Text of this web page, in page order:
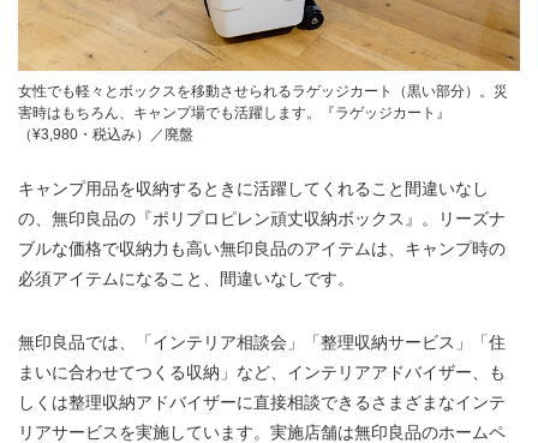
女性でも軽々とボックスを移動させられるラゲッジカート（黒い部分）。災
害時はもちろん、キャンプ場でも活躍します。『ラゲッジカート』
（¥3,980・税込み）／廃盤
キャンプ用品を収納するときに活躍してくれること間違いなし
の、無印良品の『ポリプロピレン頑丈収納ボックス』。リーズナ
ブルな価格で収納力も高い無印良品のアイテムは、キャンプ時の
必須アイテムになること、間違いなしです。
無印良品では、「インテリア相談会」「整理収納サービス」「住
まいに合わせてつくる収納」など、インテリアアドバイザー、も
しくは整理収納アドバイザーに直接相談できるさまざまなインテ
リアサービスを実施しています。実施店舗は無印良品のホームペ